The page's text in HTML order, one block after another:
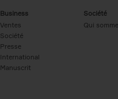
Business
Ventes
Société
Presse
International
Manuscrit
Société
Qui